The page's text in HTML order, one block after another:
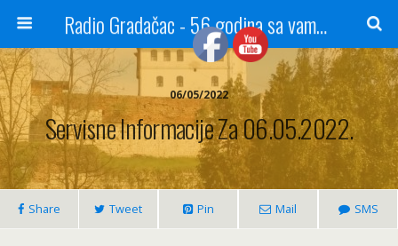
Radio Gradačac - 56 godina sa vama...
06/05/2022
Servisne Informacije Za 06.05.2022.
Share Tweet Pin Mail SMS